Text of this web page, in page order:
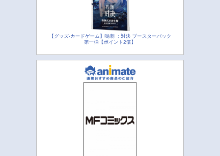
【グッズ-カードゲーム】鳴潮 ：対決 ブースターパック
第一弾【ポイント2倍】